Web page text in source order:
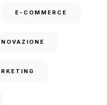
E-COMMERCE